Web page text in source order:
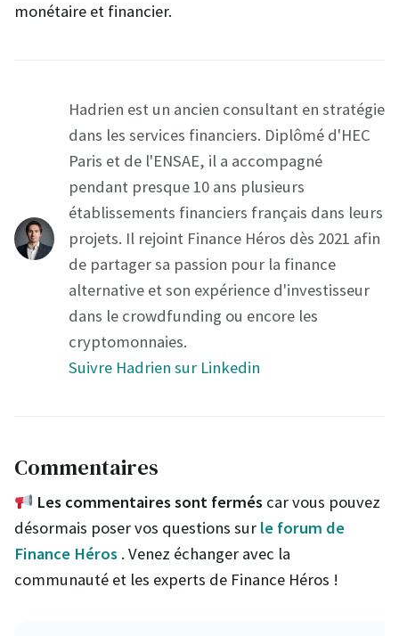
monétaire et financier.
Hadrien est un ancien consultant en stratégie
dans les services financiers. Diplômé d'HEC
Paris et de l'ENSAE, il a accompagné
pendant presque 10 ans plusieurs
établissements financiers français dans leurs
projets. Il rejoint Finance Héros dès 2021 afin
de partager sa passion pour la finance
alternative et son expérience d'investisseur
dans le crowdfunding ou encore les
cryptomonnaies.
Suivre Hadrien sur Linkedin
Commentaires
Les commentaires sont fermés car vous pouvez
désormais poser vos questions sur le forum de
Finance Héros . Venez échanger avec la
communauté et les experts de Finance Héros !